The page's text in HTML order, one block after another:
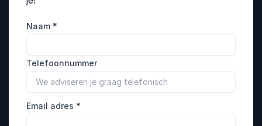
Naam *
Telefoonnummer
Email adres *